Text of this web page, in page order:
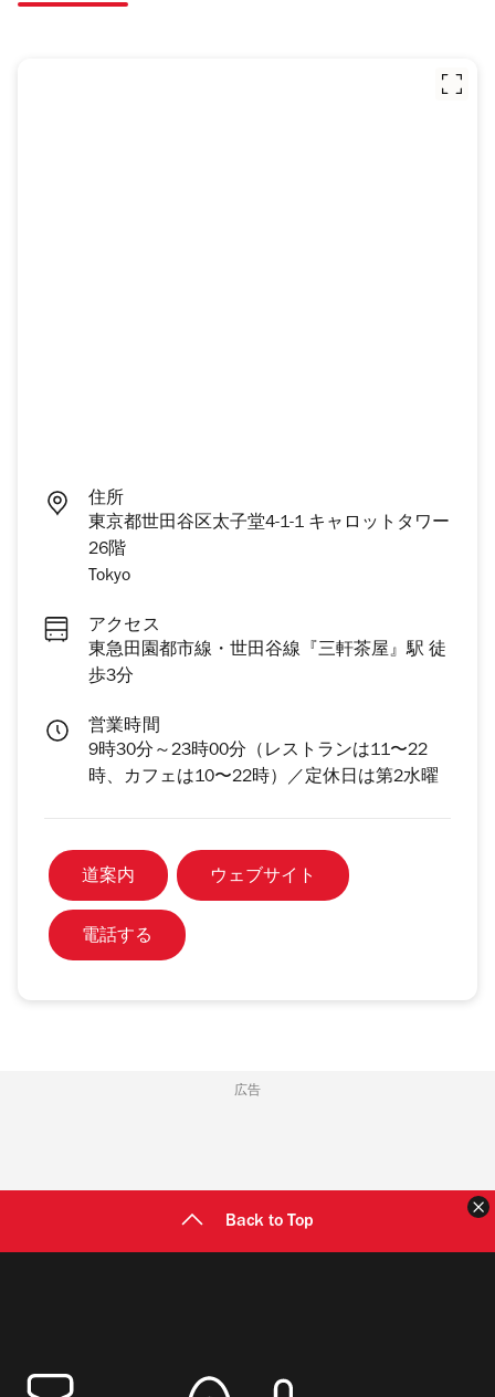
住所
東京都世田谷区太子堂4-1-1 キャロットタワー
26階
Tokyo
アクセス
東急田園都市線・世田谷線『三軒茶屋』駅 徒
歩3分
営業時間
9時30分～23時00分（レストランは11〜22
時、カフェは10〜22時）／定休日は第2水曜
道案内 ウェブサイト
電話する
広告
Back to Top